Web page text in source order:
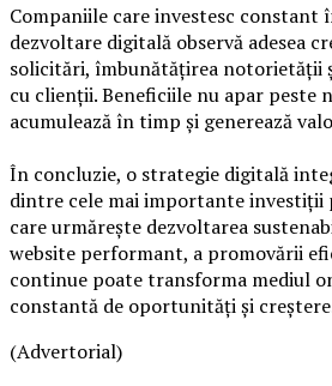
Companiile care investesc constant
dezvoltare digitală observă adesea
solicitări, îmbunătățirea notorietății
cu clienții. Beneficiile nu apar peste
acumulează în timp și generează
În concluzie, o strategie digitală
dintre cele mai importante investiții
care urmărește dezvoltarea
website performant, a promovării
continue poate transforma mediul
constantă de oportunități și
(Advertorial)